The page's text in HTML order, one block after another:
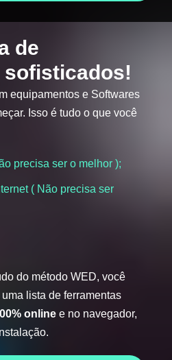
de
sofisticados!
equipamentos e Softwares
Isso é tudo o que você
precisa ser o melhor );
( Não precisa ser
do método WED, você
lista de ferramentas
online e no navegador,